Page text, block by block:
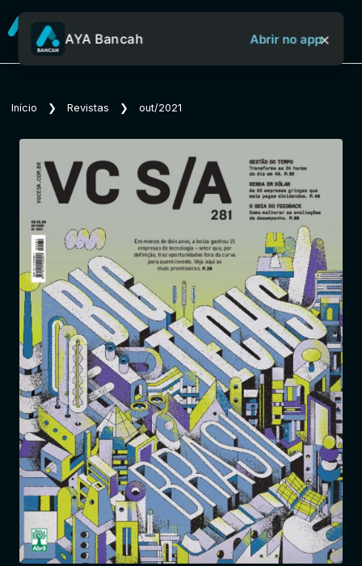
Sobre o Aya Bancah
Início
Revistas
Jornais
Notícias
Entrar
AYA Bancah Abrir no app×
Início ❯ Revistas ❯ out/2021